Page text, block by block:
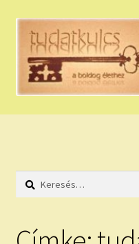
Ugrás
navigációhoz
Kilépés
tartalomba
HÚZZ EGY KÁRTYÁT!
HOLDNAPTÁR
Keresés: